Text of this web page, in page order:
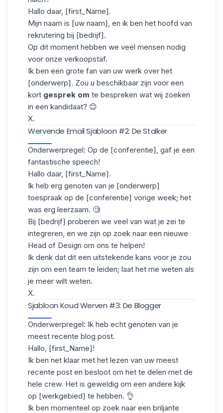
Hallo daar, [first_Name].
Mijn naam is [uw naam], en ik ben het hoofd van
rekrutering bij [bedrijf].
Op dit moment hebben we veel mensen nodig
voor onze verkoopstaf.
Ik ben een grote fan van uw werk over het
[onderwerp]. Zou u beschikbaar zijn voor een
kort gesprek om te bespreken wat wij zoeken
in een kandidaat? 😊
X.
Wervende Email Sjabloon #2: De Stalker
Onderwerpregel: Op de [conferentie], gaf je een
fantastische speech!
Hallo daar, [first_Name].
Ik heb erg genoten van je [onderwerp]
toespraak op de [conferentie] vorige week; het
was erg leerzaam. 🧐
Bij [bedrijf] proberen we veel van wat je zei te
integreren, en we zijn op zoek naar een nieuwe
Head of Design om ons te helpen!
Ik denk dat dit een uitstekende kans voor je zou
zijn om een team te leiden; laat het me weten als
je meer wilt weten.
X.
Sjabloon Koud Werven #3: De Blogger
Onderwerpregel: Ik heb echt genoten van je
meest recente blog post.
Hallo, [first_Name]!
Ik ben net klaar met het lezen van uw meest
recente post en besloot om het te delen met de
hele crew. Het is geweldig om een andere kijk
op [werkgebied] te hebben. 👌
Ik ben momenteel op zoek naar een briljante